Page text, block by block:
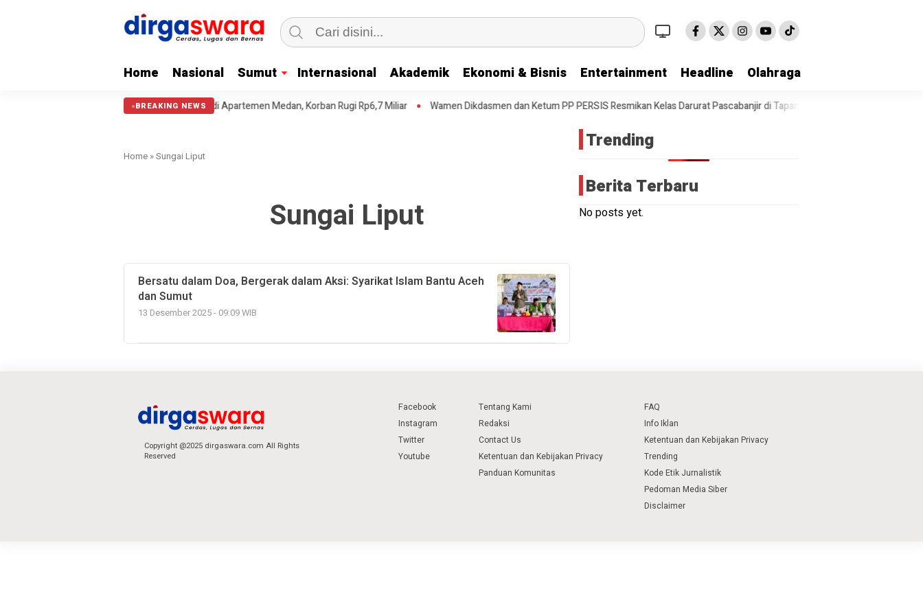
Home Nasional Sumut Internasional Akademik Ekonomi & Bisnis Entertainment Headline Olahraga
BREAKING NEWS
Bongkar Sindikat Scamming Internasional di Apartemen Medan, Korban Rugi Rp6,7 Miliar Wamen Dikdasmen dan Ketum PP PERSIS Resmikan Kelas Darurat Pascabanjir di Tapanuli Tengah
Home »Sungai Liput
Sungai Liput
Bersatu dalam Doa, Bergerak dalam Aksi: Syarikat Islam Bantu Aceh
dan Sumut
13 Desember 2025 - 09:09 WIB
Trending
Berita Terbaru
No posts yet.
Copyright @2025 dirgaswara.com All Rights
Reserved
Facebook
Instagram
Twitter
Youtube
Tentang Kami
Redaksi
Contact Us
Ketentuan dan Kebijakan Privacy
Panduan Komunitas
FAQ
Info Iklan
Ketentuan dan Kebijakan Privacy
Trending
Kode Etik Jurnalistik
Pedoman Media Siber
Disclaimer